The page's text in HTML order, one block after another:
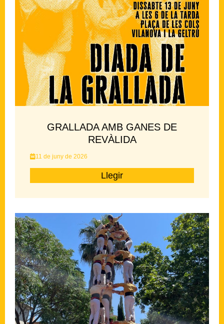
GRALLADA AMB GANES DE
REVÀLIDA
11 de juny de 2026
Llegir